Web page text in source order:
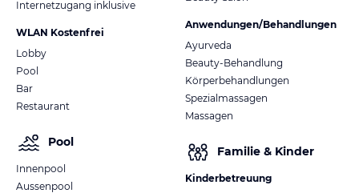
Internetzugang inklusive
WLAN Kostenfrei
Lobby
Pool
Bar
Restaurant
Pool
Innenpool
Aussenpool
Anwendungen/Behandlungen
Ayurveda
Beauty-Behandlung
Körperbehandlungen
Spezialmassagen
Massagen
Familie & Kinder
Kinderbetreuung